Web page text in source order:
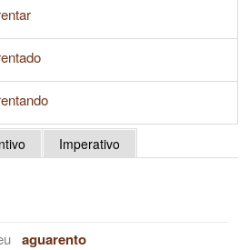
Imperativo
aguarento